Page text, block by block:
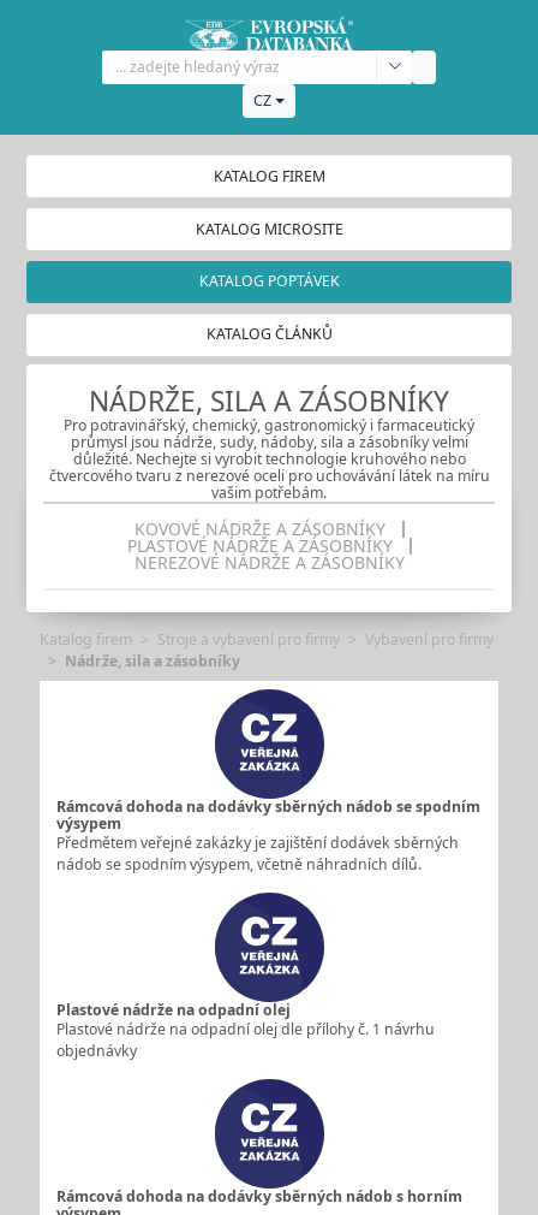
CZ
KATALOG FIREM
KATALOG MICROSITE
KATALOG POPTÁVEK
KATALOG ČLÁNKŮ
NÁDRŽE, SILA A ZÁSOBNÍKY
Pro potravinářský, chemický, gastronomický i farmaceutický
průmysl jsou nádrže, sudy, nádoby, sila a zásobníky velmi
důležité. Nechejte si vyrobit technologie kruhového nebo
čtvercového tvaru z nerezové oceli pro uchovávání látek na míru
vašim potřebám.
KOVOVÉ NÁDRŽE A ZÁSOBNÍKY
PLASTOVÉ NÁDRŽE A ZÁSOBNÍKY
NEREZOVÉ NÁDRŽE A ZÁSOBNÍKY
Katalog firem Stroje a vybavení pro firmy
Vybavení pro firmy
Nádrže, sila a zásobníky
Rámcová dohoda na dodávky sběrných nádob se spodním
výsypem
Předmětem veřejné zakázky je zajištění dodávek sběrných
nádob se spodním výsypem, včetně náhradních dílů.
Plastové nádrže na odpadní olej
Plastové nádrže na odpadní olej dle přílohy č. 1 návrhu
objednávky
Rámcová dohoda na dodávky sběrných nádob s horním